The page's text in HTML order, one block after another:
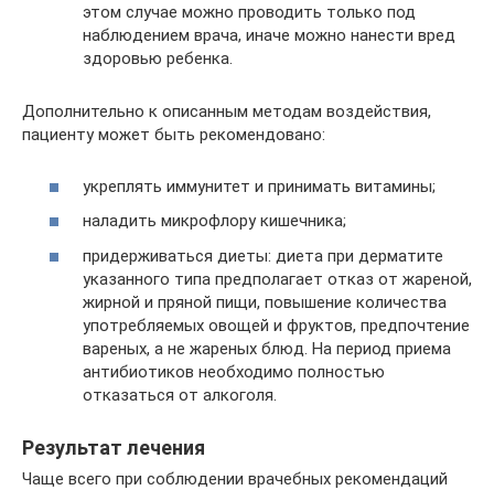
этом случае можно проводить только под
наблюдением врача, иначе можно нанести вред
здоровью ребенка.
Дополнительно к описанным методам воздействия,
пациенту может быть рекомендовано:
укреплять иммунитет и принимать витамины;
наладить микрофлору кишечника;
придерживаться диеты: диета при дерматите
указанного типа предполагает отказ от жареной,
жирной и пряной пищи, повышение количества
употребляемых овощей и фруктов, предпочтение
вареных, а не жареных блюд. На период приема
антибиотиков необходимо полностью
отказаться от алкоголя.
Результат лечения
Чаще всего при соблюдении врачебных рекомендаций